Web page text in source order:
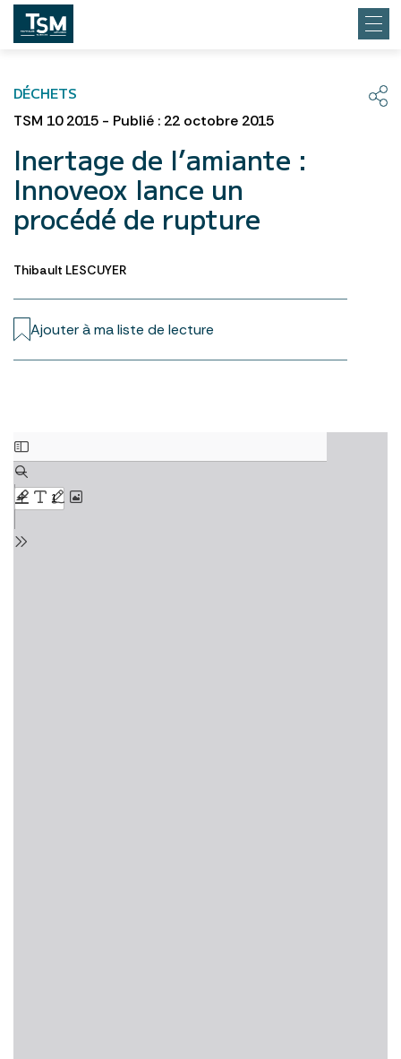
DÉCHETS
TSM 10 2015 - Publié : 22 octobre 2015
Inertage de l’amiante :
Innoveox lance un
procédé de rupture
Thibault LESCUYER
Ajouter à ma liste de lecture